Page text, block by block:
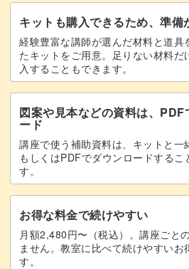
1つ目で学習したことが2つ目を作
で、だんだん上達するのが実感で
仕上げのポンポンでかわいさア
シンプルなルームシューズですが
ることで素敵なアクセントに。
とれないようにしっかりと縫いつ
す。
キットも購入できるため、準備
経験豊富な講師が選んだ材料と道具
たキットをご用意。足りない材料だ
入することもできます。
図案や見本などの資料は、PDF
ード
講座で使う補助資料は、キットと一
もしくはPDFでダウンロードするこ
す。
お得な料金で続けやすい
月額2,480円〜（税込）。講座ごと
ません。教室に比べて続けやすいお
す。